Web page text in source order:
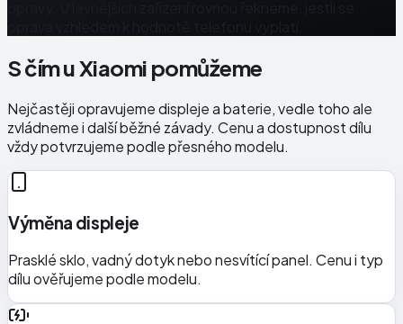
S čím u Xiaomi pomůžeme
Nejčastěji opravujeme displeje a baterie, vedle toho ale
zvládneme i další běžné závady. Cenu a dostupnost dílu
vždy potvrzujeme podle přesného modelu.
Výměna displeje
Prasklé sklo, vadný dotyk nebo nesvítící panel. Cenu i typ
dílu ověřujeme podle modelu.